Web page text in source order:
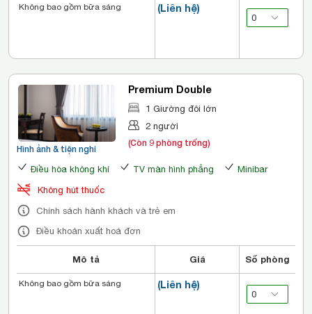
(Liên hệ)
Không bao gồm bữa sáng
Hình ảnh & tiện nghi
Premium Double
1 Giường đôi lớn
2 người
(Còn 9 phòng trống)
Điều hòa không khí TV màn hình phẳng
Minibar
Không hút thuốc
Chính sách hành khách và trẻ em
Điều khoản xuất hoá đơn
Mô tả Giá Số phòng
(Liên hệ)
Không bao gồm bữa sáng